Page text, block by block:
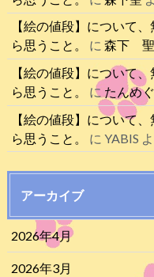
【絵の値段】について
ら思うこと。
に 森下 聖
【絵の値段】について
ら思うこと。
に たんめぐ
【絵の値段】について
ら思うこと。
に YABIS
アーカイブ
2026年4月
2026年3月